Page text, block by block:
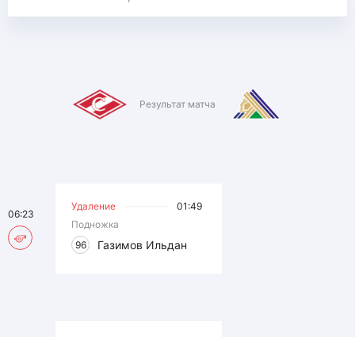
Результат матча
Удаление
01:49
Подножка
96
Газимов Ильдан
06:23